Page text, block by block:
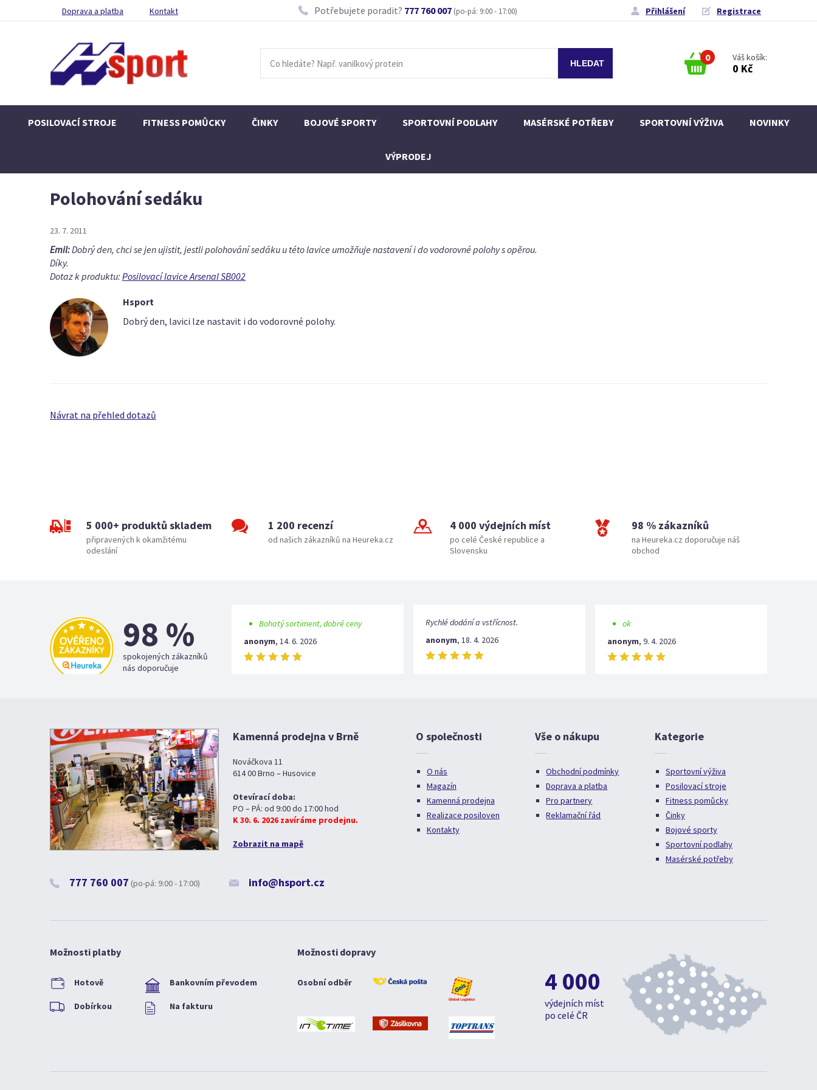
Doprava a platba Kontakt Potřebujete poradit? 777 760 007 (po-pá: 9:00 - 17:00) Přihlášení Registrace
0 Váš košík:
0 Kč
POSILOVACÍ STROJE FITNESS POMŮCKY ČINKY BOJOVÉ SPORTY SPORTOVNÍ PODLAHY MASÉRSKÉ POTŘEBY SPORTOVNÍ VÝŽIVA NOVINKY
VÝPRODEJ
Polohování sedáku
23. 7. 2011
Emil:Dobrý den, chci se jen ujistit, jestli polohování sedáku u této lavice umožňuje nastavení i do vodorovné polohy s opěrou.
Díky.
Dotaz k produktu: Posilovací lavice Arsenal SB002
Hsport
Dobrý den, lavici lze nastavit i do vodorovné polohy.
Návrat na přehled dotazů
5 000+ produktů skladem
připravených k okamžitému
odeslání
1 200 recenzí
od našich zákazníků na Heureka.cz
4 000 výdejních míst
po celé České republice a
Slovensku
98 % zákazníků
na Heureka.cz doporučuje náš
obchod
98 %
spokojených zákazníků
nás doporučuje
Bohatý sortiment, dobré ceny
anonym, 14. 6. 2026
Rychlé dodání a vstřícnost.
anonym, 18. 4. 2026
ok
anonym, 9. 4. 2026
Kamenná prodejna v Brně
Nováčkova 11
614 00 Brno – Husovice
Otevírací doba:
PO – PÁ: od 9:00 do 17:00 hod
K 30. 6. 2026 zavíráme prodejnu.
Zobrazit na mapě
777 760 007 (po-pá: 9:00 - 17:00) info@hsport.cz
O společnosti
O nás
Magazín
Kamenná prodejna
Realizace posiloven
Kontakty
Vše o nákupu
Obchodní podmínky
Doprava a platba
Pro partnery
Reklamační řád
Kategorie
Sportovní výživa
Posilovací stroje
Fitness pomůcky
Činky
Bojové sporty
Sportovní podlahy
Masérské potřeby
Možnosti platby
Hotově Bankovním převodem
Dobírkou Na fakturu
Možnosti dopravy
Osobní odběr 4 000
výdejních míst
po celé ČR